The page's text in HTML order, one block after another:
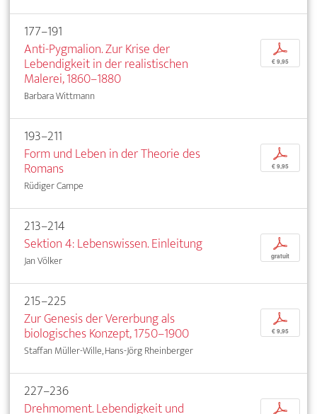
177–191
Anti-Pygmalion. Zur Krise der
Lebendigkeit in der realistischen
Malerei, 1860–1880
Barbara Wittmann
p
€ 9,95
193–211
Form und Leben in der Theorie des
Romans
Rüdiger Campe
p
€ 9,95
213–214
Sektion 4: Lebenswissen. Einleitung
Jan Völker
p
gratuit
215–225
Zur Genesis der Vererbung als
biologisches Konzept, 1750–1900
Staffan Müller-Wille, Hans-Jörg Rheinberger
p
€ 9,95
227–236
Drehmoment. Lebendigkeit und
p